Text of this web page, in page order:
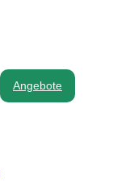
Angebote